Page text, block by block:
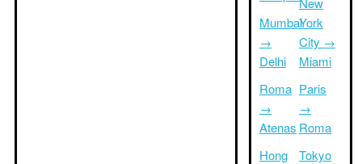
Mumbai
→
Delhi
Roma
→
Atenas
Hong
York
City →
Miami
Paris
→
Roma
Tokyo